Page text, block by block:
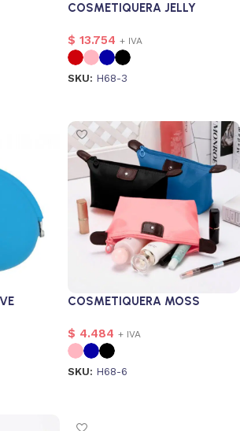
COSMETIQUERA JELLY
$ 13.754 + IVA
SKU: H68-3
COSMETIQUERA MOSS
$ 4.484 + IVA
SKU: H68-6